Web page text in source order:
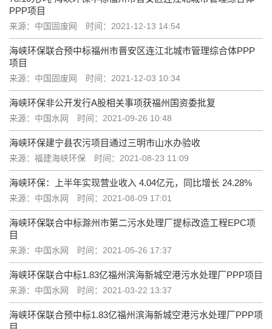
PPP项目
来源：中国固废网 时间：2021-12-13 14:54
海峡环保联合预中标福州市晋安区连江北城市管理综合体PPP
项目
来源：中国固废网 时间：2021-12-03 10:34
海峡环保非公开发行A股相关事项获福州国资委批复
来源：中国水网 时间：2021-09-26 10:48
海峡环保建宁县农污项目通过三明市山水办验收
来源：福建海峡环保 时间：2021-08-23 11:09
海峡环保：上半年实现营业收入 4.04亿元，同比增长 24.28%
来源：中国水网 时间：2021-08-09 17:01
海峡环保联合中标滁州市第二污水处理厂提标改造工程EPC项
目
来源：中国水网 时间：2021-05-26 17:37
海峡环保联合中标1.83亿福州滨海新城空港污水处理厂PPP项目
来源：中国水网 时间：2021-03-22 13:37
海峡环保联合预中标1.83亿福州滨海新城空港污水处理厂PPP项
目